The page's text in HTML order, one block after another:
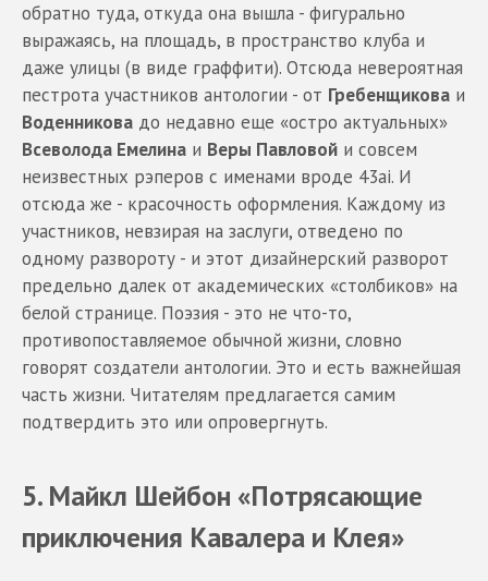
обратно туда, откуда она вышла - фигурально
выражаясь, на площадь, в пространство клуба и
даже улицы (в виде граффити). Отсюда невероятная
пестрота участников антологии - от Гребенщикова и
Воденникова до недавно еще «остро актуальных»
Всеволода Емелина и Веры Павловой и совсем
неизвестных рэперов с именами вроде 43ai. И
отсюда же - красочность оформления. Каждому из
участников, невзирая на заслуги, отведено по
одному развороту - и этот дизайнерский разворот
предельно далек от академических «столбиков» на
белой странице. Поэзия - это не что-то,
противопоставляемое обычной жизни, словно
говорят создатели антологии. Это и есть важнейшая
часть жизни. Читателям предлагается самим
подтвердить это или опровергнуть.
5. Майкл Шейбон «Потрясающие
приключения Кавалера и Клея»